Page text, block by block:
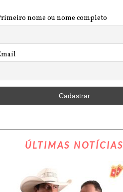
nome ou nome completo
ÚLTIMAS NOTÍCIAS